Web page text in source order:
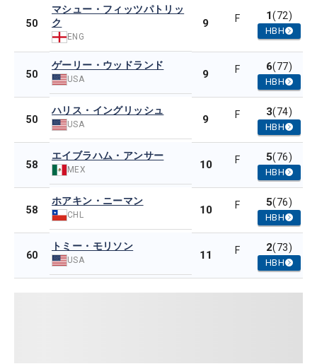
50
マシュー・フィッツパトリッ
ク
ENG
9 F 1(72)
HBH
50
ゲーリー・ウッドランド
USA 9 F 6(77)
HBH
50
ハリス・イングリッシュ
USA 9 F 3(74)
HBH
58
エイブラハム・アンサー
MEX 10 F 5(76)
HBH
58
ホアキン・ニーマン
CHL 10 F 5(76)
HBH
60
トミー・モリソン
USA 11 F 2(73)
HBH